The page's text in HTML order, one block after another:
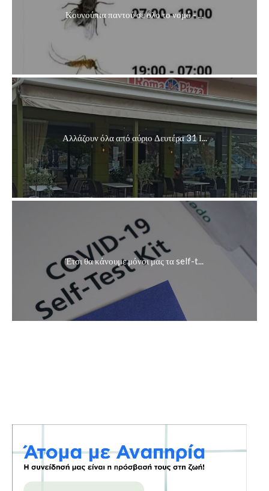
Κουνούπια παντού σε όλο το νομό - ...
Αλλάζουν όλα από αύριο Δευτέρα 31 Ι...
Έτσι θα κάνουμε μόνοι μας τα self-t...